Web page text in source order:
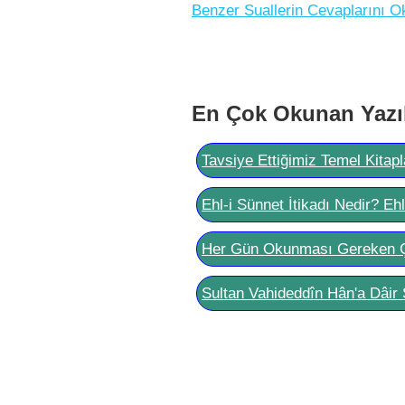
Benzer Suallerin Cevaplarını
En Çok Okunan
Tavsiye Ettiğimiz Temel
Ehl-i Sünnet İtikadı Nedir?
Her Gün Okunması Gereken
Sultan Vahideddîn Hân'a Dâir